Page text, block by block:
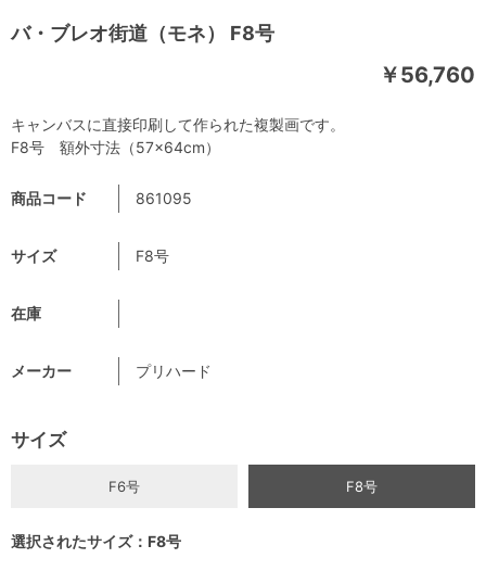
バ・ブレオ街道（モネ） F8号
￥56,760
商品コード 861095
サイズ F8号
在庫
メーカー プリハード
サイズ
F6号 F8号
選択されたサイズ：F8号
キャンバスに直接印刷して作られた複製画です。
F8号 額外寸法（57×64cm）